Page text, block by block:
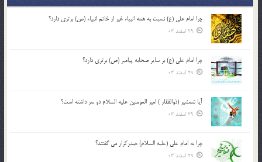
چرا امام علی (ع) نسبت به همه انبیاء غیر از خاتم انبیاء (ص) برتری دارد؟
29 اسفند 03
چرا امام علی (ع) بر سایر صحابه پیامبر (ص) برتری دارد؟
29 اسفند 03
آیا شمشیر (ذوالفقار ) امیر المومنین علیه السلام دو سر داشته است؟
29 اسفند 03
چرا به امام علی (علیه السلام) حیدرکرار می گفتند؟
29 اسفند 03